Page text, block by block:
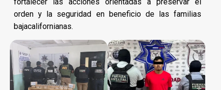
orden y la seguridad en beneficio de las familias
bajacalifornianas.